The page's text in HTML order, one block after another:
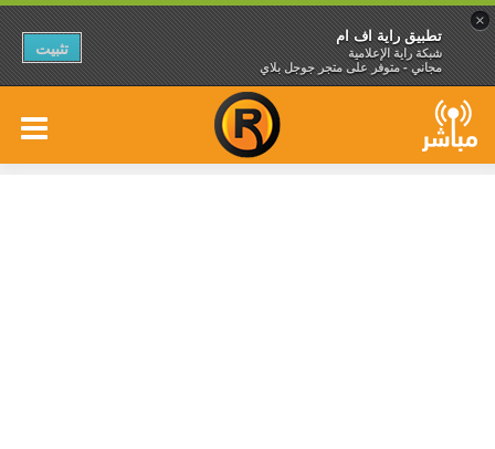
×
تطبيق راية اف ام
شبكة راية الإعلامية
مجاني - متوفر على متجر جوجل بلاي
تثبيت